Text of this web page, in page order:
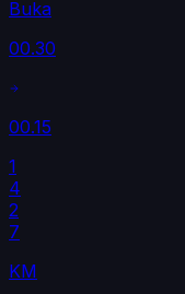
Buka
00.30
00.15
1
4
2
7
KM